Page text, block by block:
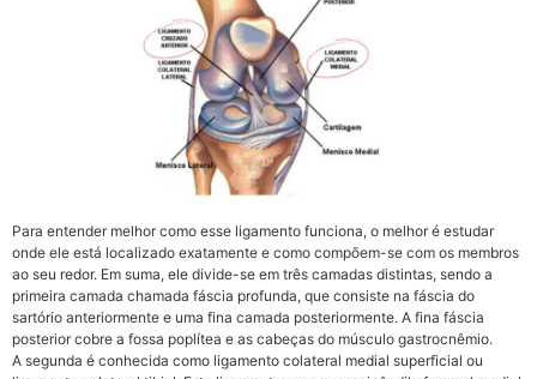
Para entender melhor como esse ligamento funciona, o melhor é estudar
onde ele está localizado exatamente e como compõem-se com os membros
ao seu redor. Em suma, ele divide-se em três camadas distintas, sendo a
primeira camada chamada fáscia profunda, que consiste na fáscia do
sartório anteriormente e uma fina camada posteriormente. A fina fáscia
posterior cobre a fossa poplítea e as cabeças do músculo gastrocnêmio.
A segunda é conhecida como ligamento colateral medial superficial ou